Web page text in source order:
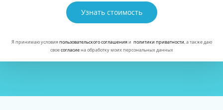
Узнать стоимость
Я принимаю условияпользовательского соглашенияи политики приватности, а также даю
своесогласиена обработку моих персональных данных